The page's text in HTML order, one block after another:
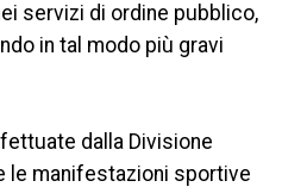
servizi di ordine pubblico,
in tal modo più gravi
dalla Divisione
le manifestazioni sportive